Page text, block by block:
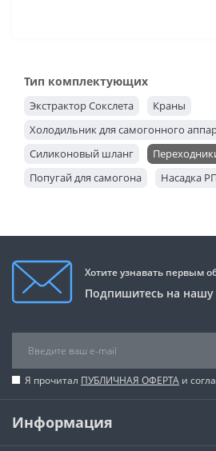
Тип комплектующих
Экстрактор Сокслета
Краны
Холодильник для самогонного
Силиконовый шланг
Попугай для самогона
Насадка
Хотите узнавать первым
Подпишитесь на нашу
Я прочитал ПУБЛИЧНАЯ ОФЕРТА и
Информация